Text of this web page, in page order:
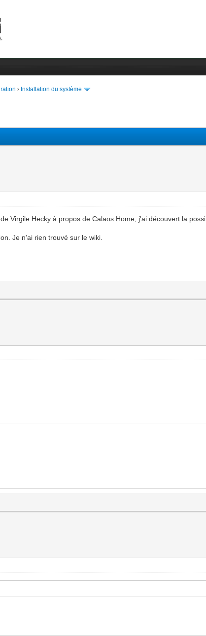
› Installation du système
Virgile Hecky à propos de Calaos Home, j'ai découvert la
Je n'ai rien trouvé sur le wiki.